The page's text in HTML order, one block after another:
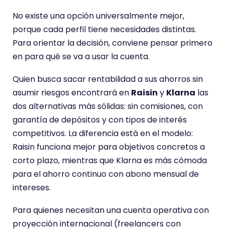
No existe una opción universalmente mejor,
porque cada perfil tiene necesidades distintas.
Para orientar la decisión, conviene pensar primero
en para qué se va a usar la cuenta.
Quien busca sacar rentabilidad a sus ahorros sin
asumir riesgos encontrará en Raisin y Klarna las
dos alternativas más sólidas: sin comisiones, con
garantía de depósitos y con tipos de interés
competitivos. La diferencia está en el modelo:
Raisin funciona mejor para objetivos concretos a
corto plazo, mientras que Klarna es más cómoda
para el ahorro continuo con abono mensual de
intereses.
Para quienes necesitan una cuenta operativa con
proyección internacional (freelancers con